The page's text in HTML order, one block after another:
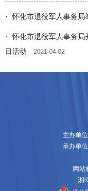
怀化市退役军人事务局
怀化市退役军人事务
日活动
2021-04-02
主办单
承办单
网站
湘